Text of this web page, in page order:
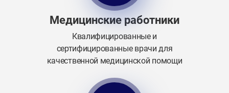
Медицинские работники
Квалифицированные и
сертифицированные врачи для
качественной медицинской помощи